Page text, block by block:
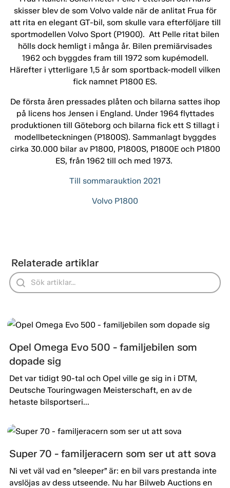
skisser blev de som Volvo valde när de anlitat Frua för
att rita en elegant GT-bil, som skulle vara efterföljare till
sportmodellen Volvo Sport (P1900). Att Pelle ritat bilen
hölls dock hemligt i många år. Bilen premiärvisades
1962 och byggdes fram till 1972 som kupémodell.
Härefter i ytterligare 1,5 år som sportback-modell vilken
fick namnet P1800 ES.
De första åren pressades plåten och bilarna sattes ihop
på licens hos Jensen i England. Under 1964 flyttades
produktionen till Göteborg och bilarna fick ett S tillagt i
modellbeteckningen (P1800S). Sammanlagt byggdes
cirka 30.000 bilar av P1800, P1800S, P1800E och P1800
ES, från 1962 till och med 1973.
Till sommarauktion 2021
Volvo P1800
Relaterade artiklar
Opel Omega Evo 500 - familjebilen som
dopade sig
Det var tidigt 90-tal och Opel ville ge sig in i DTM,
Deutsche Touringwagen Meisterschaft, en av de
hetaste bilsportseri...
Super 70 - familjeracern som ser ut att sova
Ni vet väl vad en ”sleeper” är: en bil vars prestanda inte
avslöjas av dess utseende. Nu har Bilweb Auctions en